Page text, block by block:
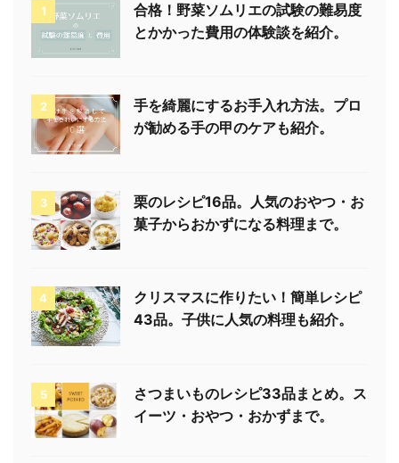
1
合格！野菜ソムリエの試験の難易度
とかかった費用の体験談を紹介。
2
手を綺麗にするお手入れ方法。プロ
が勧める手の甲のケアも紹介。
3
栗のレシピ16品。人気のおやつ・お
菓子からおかずになる料理まで。
4
クリスマスに作りたい！簡単レシピ
43品。子供に人気の料理も紹介。
5
さつまいものレシピ33品まとめ。ス
イーツ・おやつ・おかずまで。